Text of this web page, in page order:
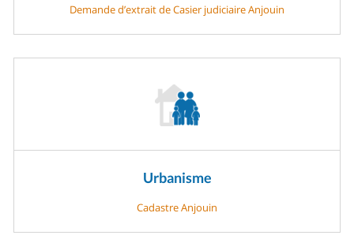
Demande d’extrait de Casier judiciaire Anjouin
Urbanisme
Cadastre Anjouin